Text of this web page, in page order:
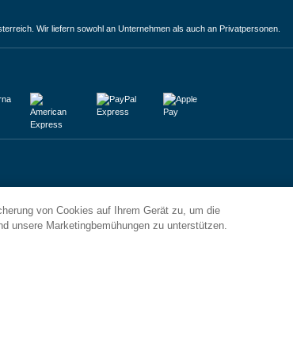
Wir liefern sowohl an Unternehmen als auch an Privatpersonen.
von Cookies auf Ihrem Gerät zu, um die
unsere Marketingbemühungen zu unterstützen.